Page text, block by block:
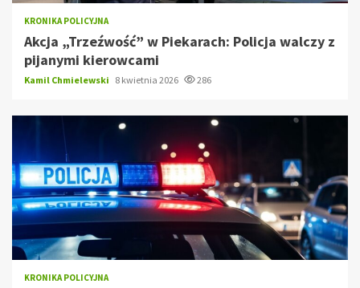
KRONIKA POLICYJNA
Akcja „Trzeźwość” w Piekarach: Policja walczy z
pijanymi kierowcami
Kamil Chmielewski 8 kwietnia 2026 286
KRONIKA POLICYJNA